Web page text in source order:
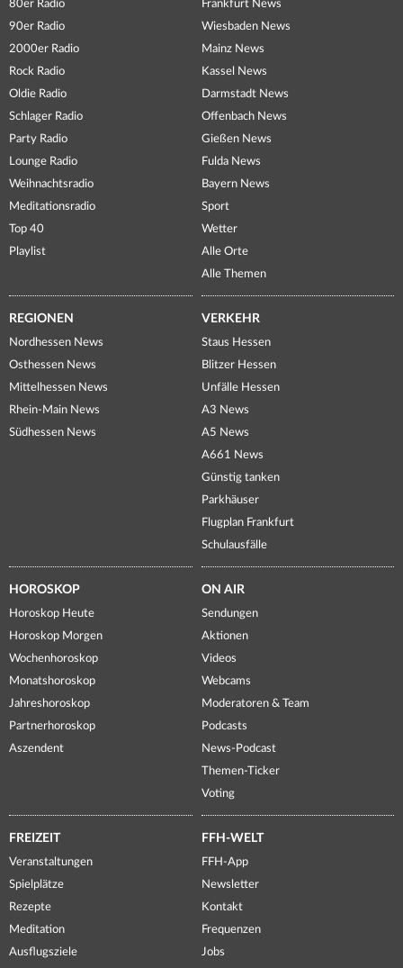
80er Radio
90er Radio
2000er Radio
Rock Radio
Oldie Radio
Schlager Radio
Party Radio
Lounge Radio
Weihnachtsradio
Meditationsradio
Top 40
Playlist
Frankfurt News
Wiesbaden News
Mainz News
Kassel News
Darmstadt News
Offenbach News
Gießen News
Fulda News
Bayern News
Sport
Wetter
Alle Orte
Alle Themen
REGIONEN
Nordhessen News
Osthessen News
Mittelhessen News
Rhein-Main News
Südhessen News
VERKEHR
Staus Hessen
Blitzer Hessen
Unfälle Hessen
A3 News
A5 News
A661 News
Günstig tanken
Parkhäuser
Flugplan Frankfurt
Schulausfälle
HOROSKOP
Horoskop Heute
Horoskop Morgen
Wochenhoroskop
Monatshoroskop
Jahreshoroskop
Partnerhoroskop
Aszendent
ON AIR
Sendungen
Aktionen
Videos
Webcams
Moderatoren & Team
Podcasts
News-Podcast
Themen-Ticker
Voting
FREIZEIT
Veranstaltungen
Spielplätze
Rezepte
Meditation
Ausflugsziele
FFH-WELT
FFH-App
Newsletter
Kontakt
Frequenzen
Jobs